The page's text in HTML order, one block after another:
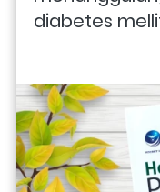
diabetes